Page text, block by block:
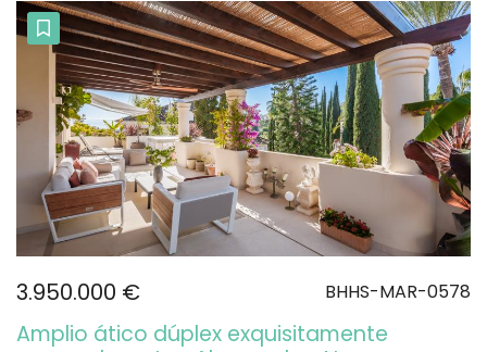
3.950.000 € BHHS-MAR-0578
Amplio ático dúplex exquisitamente